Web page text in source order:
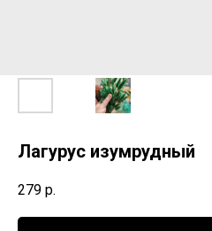
Лагурус изумрудный
279 р.